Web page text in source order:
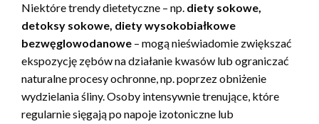
Niektóre trendy dietetyczne – np. diety sokowe,
detoksy sokowe, diety wysokobiałkowe
bezwęglowodanowe – mogą nieświadomie zwiększać
ekspozycję zębów na działanie kwasów lub ograniczać
naturalne procesy ochronne, np. poprzez obniżenie
wydzielania śliny. Osoby intensywnie trenujące, które
regularnie sięgają po napoje izotoniczne lub